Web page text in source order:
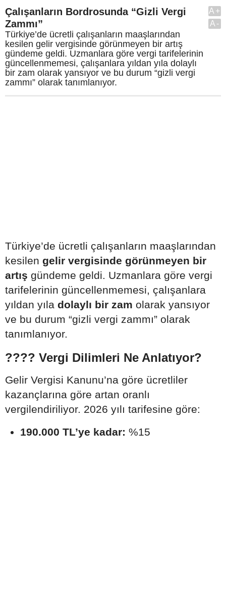
Çalışanların Bordrosunda “Gizli Vergi
Zammı”
Türkiye’de ücretli çalışanların maaşlarından
kesilen gelir vergisinde görünmeyen bir artış
gündeme geldi. Uzmanlara göre vergi tarifelerinin
güncellenmemesi, çalışanlara yıldan yıla dolaylı
bir zam olarak yansıyor ve bu durum “gizli vergi
zammı” olarak tanımlanıyor.
A+
A-
Türkiye’de ücretli çalışanların maaşlarından
kesilen gelir vergisinde görünmeyen bir
artış gündeme geldi. Uzmanlara göre vergi
tarifelerinin güncellenmemesi, çalışanlara
yıldan yıla dolaylı bir zam olarak yansıyor
ve bu durum “gizli vergi zammı” olarak
tanımlanıyor.
???? Vergi Dilimleri Ne Anlatıyor?
Gelir Vergisi Kanunu’na göre ücretliler
kazançlarına göre artan oranlı
vergilendiriliyor. 2026 yılı tarifesine göre:
190.000 TL’ye kadar: %15